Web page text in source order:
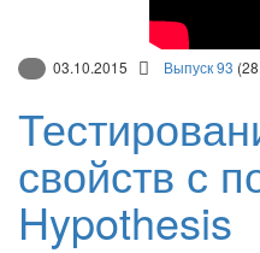
03.10.2015 Выпуск 93
свойств с
Hypothesis